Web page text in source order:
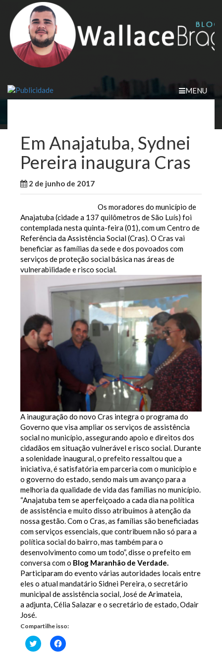
content
MENU
Em Anajatuba, Sydnei
Pereira inaugura Cras
2 de junho de 2017
Os moradores do município de
Anajatuba (cidade a 137 quilômetros de São Luís) foi
contemplada nesta quinta-feira (01), com um Centro de
Referência da Assistência Social (Cras). O Cras vai
beneficiar as famílias da sede e dos povoados com
serviços de proteção social básica nas áreas de
vulnerabilidade e risco social.
A inauguração do novo Cras integra o programa do
Governo que visa ampliar os serviços de assistência
social no município, assegurando apoio e direitos dos
cidadãos em situação vulnerável e risco social. Durante
a solenidade inaugural, o prefeito ressaltou que a
iniciativa, é satisfatória em parceria com o município e
o governo do estado, sendo mais um avanço para a
melhoria da qualidade de vida das famílias no município.
“Anajatuba tem se aperfeiçoado a cada dia na política
de assistência e muito disso atribuímos à atenção da
nossa gestão. Com o Cras, as famílias são beneficiadas
com serviços essenciais, que contribuem não só para a
política social do bairro, mas também para o
desenvolvimento como um todo”, disse o prefeito em
conversa com o Blog Maranhão de Verdade.
Participaram do evento várias autoridades locais entre
eles o atual mandatário Sidnei Pereira, o secretário
municipal de assistência social, José de Arimateia,
a adjunta, Célia Salazar e o secretário de estado, Odair
José.
Compartilhe isso:
Clique
para
Clique
para